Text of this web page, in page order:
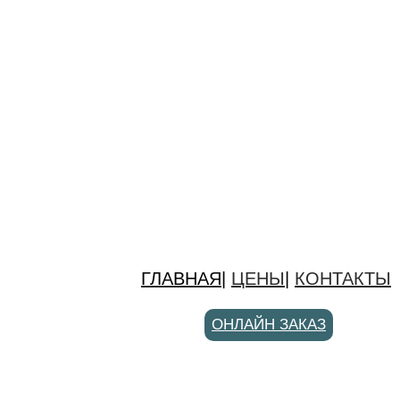
ГЛАВНАЯ| ЦЕНЫ| КОНТАКТЫ
ОНЛАЙН ЗАКАЗ